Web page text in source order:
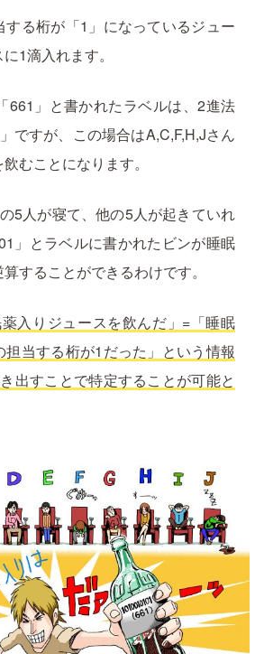
する桁が「1」になっているジュー
1滴入れます。
661」と書かれたラベルは、2進法
ですが、この場合はA,C,F,H,Jさん
むことになります。
5人が寝て、他の5人が起きていれ
」とラベルに書かれたビンが睡眠
することができるわけです。
薬入りジュースを飲んだ」=「睡眠
当する桁が1だった」という情報
出すことで特定することが可能と